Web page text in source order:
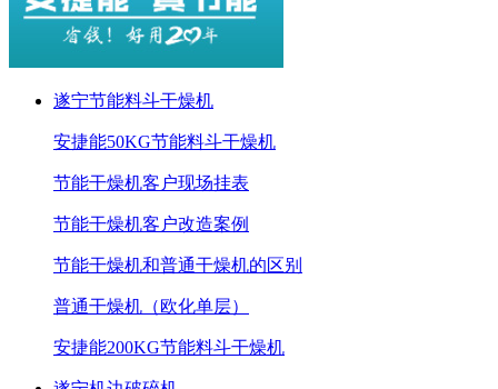
遂宁节能料斗干燥机
安捷能50KG节能料斗干燥机
节能干燥机客户现场挂表
节能干燥机客户改造案例
节能干燥机和普通干燥机的区别
普通干燥机（欧化单层）
安捷能200KG节能料斗干燥机